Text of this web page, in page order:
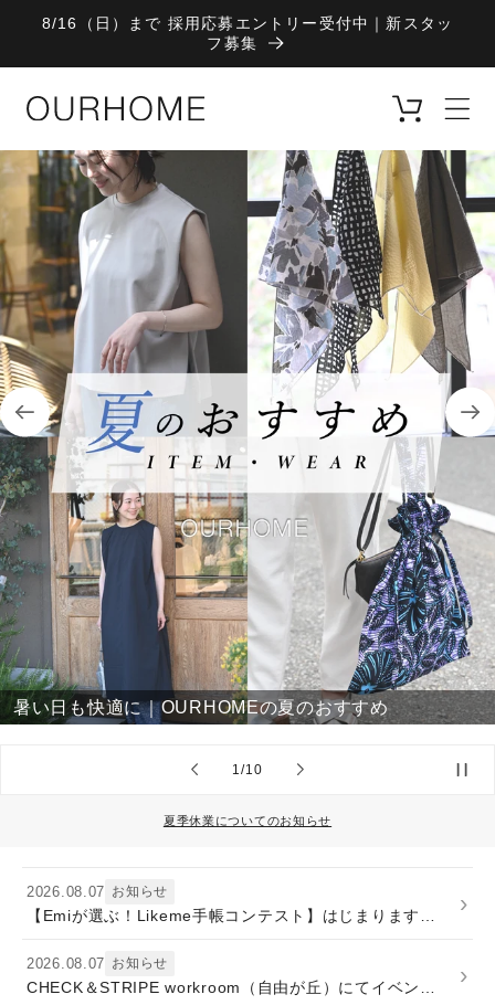
ンツに
8/16（日）まで 採用応募エントリー受付中｜新スタッ
フ募集
カ
ー
暑い日も快適に｜OURHOMEの夏のおすすめ
1/の
10
夏季休業についてのお知らせ
2026.08.07 お知らせ ›
2026.08.07 お知らせ ›